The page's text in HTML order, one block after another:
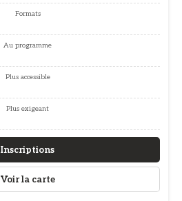
Formats
Au programme
Plus accessible
Plus exigeant
Inscriptions
Voir la carte